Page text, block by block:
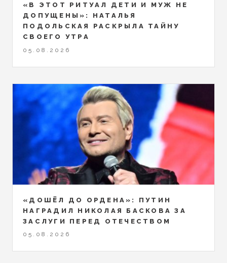
«В ЭТОТ РИТУАЛ ДЕТИ И МУЖ НЕ
ДОПУЩЕНЫ»: НАТАЛЬЯ
ПОДОЛЬСКАЯ РАСКРЫЛА ТАЙНУ
СВОЕГО УТРА
05.08.2026
«ДОШЁЛ ДО ОРДЕНА»: ПУТИН
НАГРАДИЛ НИКОЛАЯ БАСКОВА ЗА
ЗАСЛУГИ ПЕРЕД ОТЕЧЕСТВОМ
05.08.2026